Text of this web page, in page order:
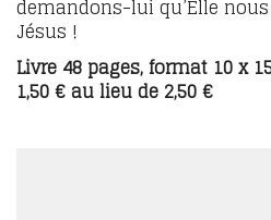
demandons-lui qu’Elle
Jésus !
Livre 48 pages, format 10 x
1,50 € au lieu de 2,50 €